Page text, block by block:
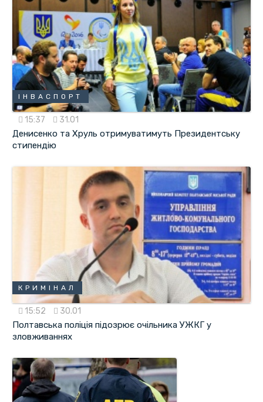
ІНВАСПОРТ
15:37 31.01
Денисенко та Хруль отримуватимуть Президентську
стипендію
КРИМІНАЛ
15:52 30.01
Полтавська поліція підозрює очільника УЖКГ у
зловживаннях